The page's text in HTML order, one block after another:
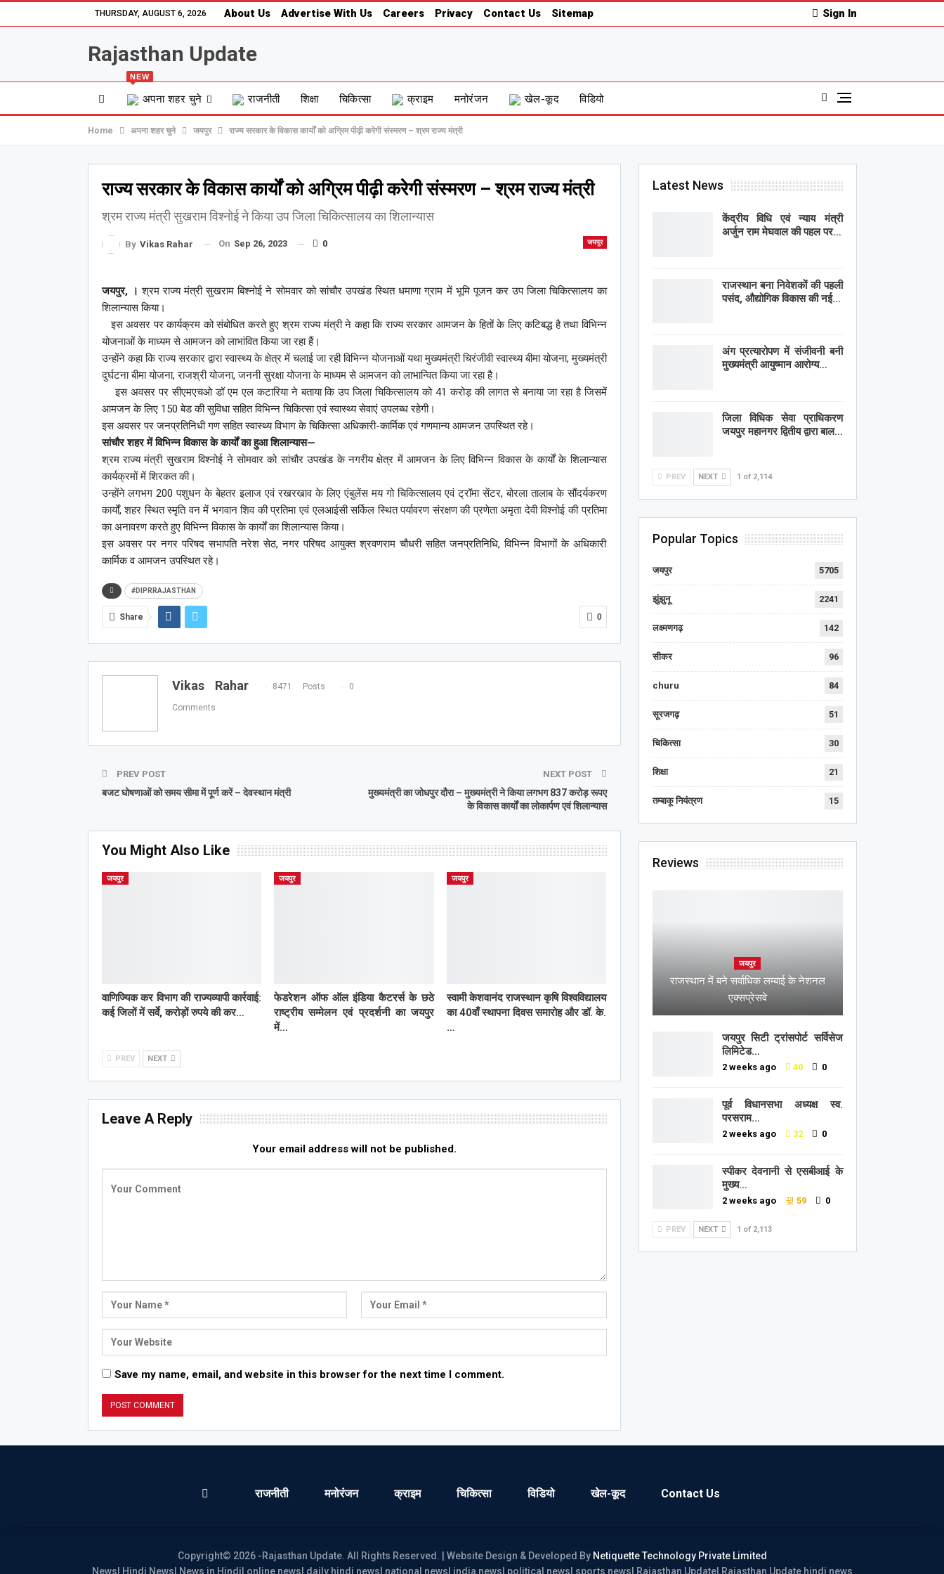
Sign In
THURSDAY, AUGUST 6, 2026 About Us Advertise With Us Careers Privacy Contact Us Sitemap
Rajasthan Update
अपना शहर चुने
NEW
राजनीती शिक्षा चिकित्सा क्राइम मनोरंजन खेल-कूद विडियो
Home अपना शहर चुने जयपुर राज्य सरकार के विकास कार्यों को अग्रिम पीढ़ी करेगी संस्मरण – श्रम राज्य मंत्री
राज्य सरकार के विकास कार्यों को अग्रिम पीढ़ी करेगी संस्मरण – श्रम राज्य मंत्री
श्रम राज्य मंत्री सुखराम विश्नोई ने किया उप जिला चिकित्सालय का शिलान्यास
जयपुर
By Vikas Rahar On Sep 26, 2023 0
जयपुर, । श्रम राज्य मंत्री सुखराम बिश्नोई ने सोमवार को सांचौर उपखंड स्थित धमाणा ग्राम में भूमि पूजन कर उप जिला चिकित्सालय का
शिलान्यास किया।
इस अवसर पर कार्यक्रम को संबोधित करते हुए श्रम राज्य मंत्री ने कहा कि राज्य सरकार आमजन के हितों के लिए कटिबद्ध है तथा विभिन्न
योजनाओं के माध्यम से आमजन को लाभांवित किया जा रहा हैं।
उन्होंने कहा कि राज्य सरकार द्वारा स्वास्थ्य के क्षेत्र में चलाई जा रही विभिन्न योजनाओं यथा मुख्यमंत्री चिरंजीवी स्वास्थ्य बीमा योजना, मुख्यमंत्री
दुर्घटना बीमा योजना, राजश्री योजना, जननी सुरक्षा योजना के माध्यम से आमजन को लाभान्वित किया जा रहा है।
इस अवसर पर सीएमएचओ डॉ एम एल कटारिया ने बताया कि उप जिला चिकित्सालय को 41 करोड़ की लागत से बनाया जा रहा है जिसमें
आमजन के लिए 150 बेड की सुविधा सहित विभिन्न चिकित्सा एवं स्वास्थ्य सेवाएं उपलब्ध रहेगी।
इस अवसर पर जनप्रतिनिधी गण सहित स्वास्थ्य विभाग के चिकित्सा अधिकारी-कार्मिक एवं गणमान्य आमजन उपस्थित रहे।
सांचौर शहर में विभिन्न विकास के कार्यों का हुआ शिलान्यास—
श्रम राज्य मंत्री सुखराम विश्नोई ने सोमवार को सांचौर उपखंड के नगरीय क्षेत्र में आमजन के लिए विभिन्न विकास के कार्यों के शिलान्यास
कार्यक्रमों में शिरकत की।
उन्होंने लगभग 200 पशुधन के बेहतर इलाज एवं रखरखाव के लिए एंबुलेंस मय गो चिकित्सालय एवं ट्रॉमा सेंटर, बोरला तालाब के सौंदर्यकरण
कार्यों, शहर स्थित स्मृति वन में भगवान शिव की प्रतिमा एवं एलआईसी सर्किल स्थित पर्यावरण संरक्षण की प्रणेता अमृता देवी विश्नोई की प्रतिमा
का अनावरण करते हुए विभिन्न विकास के कार्यों का शिलान्यास किया।
इस अवसर पर नगर परिषद सभापति नरेश सेठ, नगर परिषद आयुक्त श्रवणराम चौधरी सहित जनप्रतिनिधि, विभिन्न विभागों के अधिकारी
कार्मिक व आमजन उपस्थित रहे।
#DIPRRAJASTHAN
0
Share
Vikas Rahar 8471 Posts 0
Comments
PREV POST
बजट घोषणाओं को समय सीमा में पूर्ण करें – देवस्थान मंत्री
NEXT POST
मुख्यमंत्री का जोधपुर दौरा – मुख्यमंत्री ने किया लगभग 837 करोड़ रूपए
के विकास कार्यों का लोकार्पण एवं शिलान्यास
You Might Also Like
जयपुर
वाणिज्यिक कर विभाग की राज्यव्यापी कार्रवाई:
कई जिलों में सर्वे, करोड़ों रुपये की कर…
जयपुर
फेडरेशन ऑफ ऑल इंडिया कैटरर्स के छठे
राष्ट्रीय सम्मेलन एवं प्रदर्शनी का जयपुर
में…
जयपुर
स्वामी केशवानंद राजस्थान कृषि विश्वविद्यालय
का 40वाँ स्थापना दिवस समारोह और डॉ. के.
…
PREV NEXT
Leave A Reply
Your email address will not be published.
Save my name, email, and website in this browser for the next time I comment.
Latest News
केंद्रीय विधि एवं न्याय मंत्री
अर्जुन राम मेघवाल की पहल पर…
राजस्थान बना निवेशकों की पहली
पसंद, औद्योगिक विकास की नई…
अंग प्रत्यारोपण में संजीवनी बनी
मुख्यमंत्री आयुष्मान आरोग्य…
जिला विधिक सेवा प्राधिकरण
जयपुर महानगर द्वितीय द्वारा बाल…
PREV NEXT 1 of 2,114
Popular Topics
जयपुर 5705
झुंझुनू 2241
लक्ष्मणगढ़ 142
सीकर 96
churu 84
सूरजगढ़ 51
चिकित्सा 30
शिक्षा 21
तम्बाकू नियंत्रण 15
Reviews
जयपुर
राजस्थान में बने सर्वाधिक लम्बाई के नेशनल
एक्सप्रेसवे
जयपुर सिटी ट्रांसपोर्ट सर्विसेज
लिमिटेड…
2 weeks ago 40 0
पूर्व विधानसभा अध्यक्ष स्व.
परसराम…
2 weeks ago 32 0
स्पीकर देवनानी से एसबीआई के
मुख्य…
2 weeks ago 59 0
PREV NEXT 1 of 2,113
राजनीती मनोरंजन क्राइम चिकित्सा विडियो खेल-कूद Contact Us
Copyright© 2026 -Rajasthan Update. All Rights Reserved. | Website Design & Developed By Netiquette Technology Private Limited
News| Hindi News| News in Hindi| online news| daily hindi news| national news| india news| political news| sports news| Rajasthan Update| Rajasthan Update hindi news